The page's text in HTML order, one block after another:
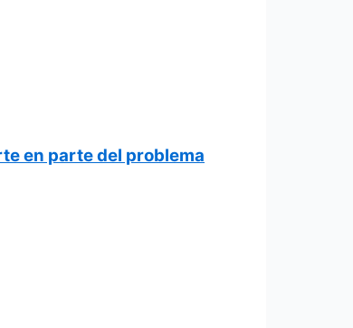
en parte del problema